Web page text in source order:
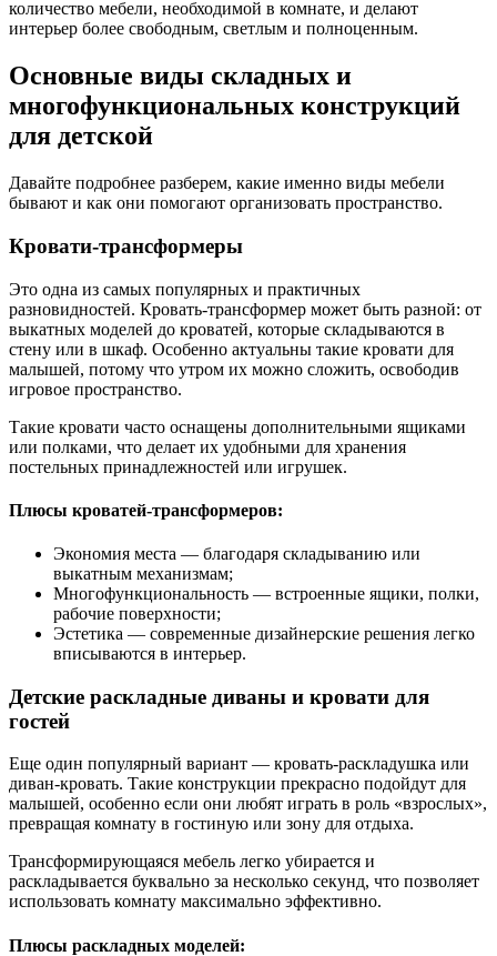
количество мебели, необходимой в комнате, и делают
интерьер более свободным, светлым и полноценным.
Основные виды складных и
многофункциональных конструкций
для детской
Давайте подробнее разберем, какие именно виды мебели
бывают и как они помогают организовать пространство.
Кровати-трансформеры
Это одна из самых популярных и практичных
разновидностей. Кровать-трансформер может быть разной: от
выкатных моделей до кроватей, которые складываются в
стену или в шкаф. Особенно актуальны такие кровати для
малышей, потому что утром их можно сложить, освободив
игровое пространство.
Такие кровати часто оснащены дополнительными ящиками
или полками, что делает их удобными для хранения
постельных принадлежностей или игрушек.
Плюсы кроватей-трансформеров:
Экономия места — благодаря складыванию или
выкатным механизмам;
Многофункциональность — встроенные ящики, полки,
рабочие поверхности;
Эстетика — современные дизайнерские решения легко
вписываются в интерьер.
Детские раскладные диваны и кровати для
гостей
Еще один популярный вариант — кровать-раскладушка или
диван-кровать. Такие конструкции прекрасно подойдут для
малышей, особенно если они любят играть в роль «взрослых»,
превращая комнату в гостиную или зону для отдыха.
Трансформирующаяся мебель легко убирается и
раскладывается буквально за несколько секунд, что позволяет
использовать комнату максимально эффективно.
Плюсы раскладных моделей: